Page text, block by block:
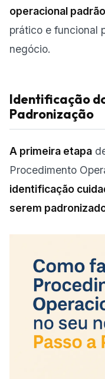
operacional padrão
prático e funcional
negócio.
Identificação
Padronização
A primeira etapa
Procedimento
identificação
serem